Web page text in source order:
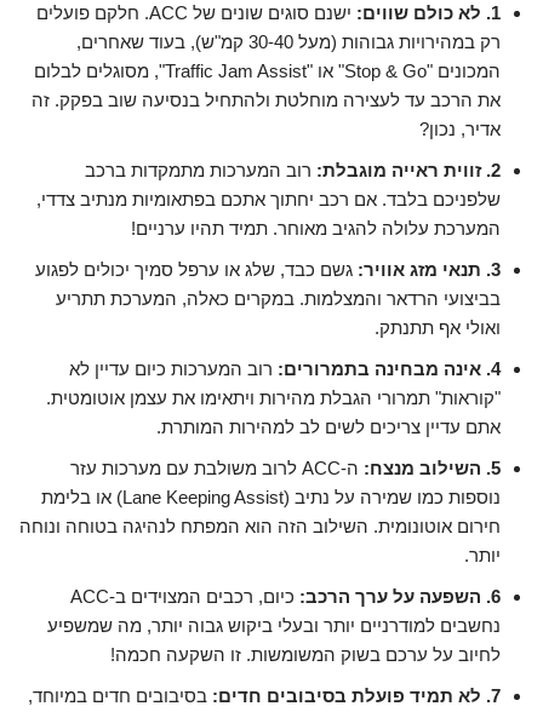
1. לא כולם שווים:
ישנם סוגים שונים של ACC. חלקם פועלים
רק במהירויות גבוהות (מעל 30-40 קמ"ש), בעוד שאחרים,
המכונים "Stop & Go" או "Traffic Jam Assist", מסוגלים לבלום
את הרכב עד לעצירה מוחלטת ולהתחיל בנסיעה שוב בפקק. זה
אדיר, נכון?
2. זווית ראייה מוגבלת:
רוב המערכות מתמקדות ברכב
שלפניכם בלבד. אם רכב יחתוך אתכם בפתאומיות מנתיב צדדי,
המערכת עלולה להגיב מאוחר. תמיד תהיו ערניים!
3. תנאי מזג אוויר:
גשם כבד, שלג או ערפל סמיך יכולים לפגוע
בביצועי הרדאר והמצלמות. במקרים כאלה, המערכת תתריע
ואולי אף תתנתק.
4. אינה מבחינה בתמרורים:
רוב המערכות כיום עדיין לא
"קוראות" תמרורי הגבלת מהירות ויתאימו את עצמן אוטומטית.
אתם עדיין צריכים לשים לב למהירות המותרת.
5. השילוב מנצח:
ה-ACC לרוב משולבת עם מערכות עזר
נוספות כמו שמירה על נתיב (Lane Keeping Assist) או בלימת
חירום אוטונומית. השילוב הזה הוא המפתח לנהיגה בטוחה ונוחה
יותר.
6. השפעה על ערך הרכב:
כיום, רכבים המצוידים ב-ACC
נחשבים למודרניים יותר ובעלי ביקוש גבוה יותר, מה שמשפיע
לחיוב על ערכם בשוק המשומשות. זו השקעה חכמה!
7. לא תמיד פועלת בסיבובים חדים:
בסיבובים חדים במיוחד,